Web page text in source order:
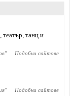
театър, танц и
" Подобни сайтове
" Подобни сайтове